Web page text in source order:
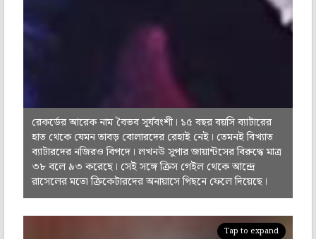
রেকর্ডের আরেক নাম বৈভব সূর্যবংশী। ১৫ বছর বয়সি ব্যাটারের
হাত থেকে যেমন তাবড় বোলারদের রেহাই নেই। তেমনই বিখ্যাত
ব্যাটারদের নজিরও বিপদে। লখনউ সুপার জায়ান্টসের বিরুদ্ধে মাত্র
৩৮ বলে ৯৩ করেছে। সেই সঙ্গে ক্রিস গেইল থেকে আন্দ্রে
রাসেলের মতো ক্রিকেটারদের অনায়াসে পিছনে ফেলে দিয়েছে।
Tap to expand